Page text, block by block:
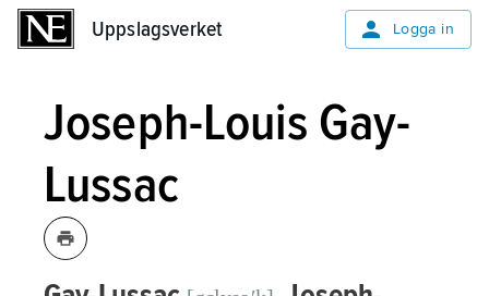
Uppslagsverket Logga in
Joseph-Louis Gay-
Lussac